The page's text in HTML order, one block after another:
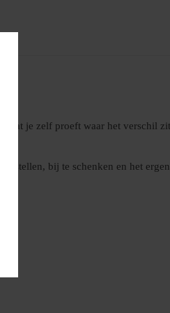
je zelf proeft waar het verschil
stellen, bij te schenken en het